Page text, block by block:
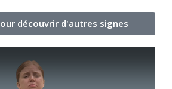
découvrir d'autres signes